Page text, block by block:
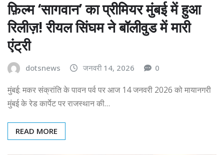
फ़िल्म ‘सागवान’ का प्रीमियर मुंबई में हुआ
रिलीज़! रीयल सिंघम ने बॉलीवुड में मारी
एंट्री
dotsnews जनवरी 14, 2026 0
मुंबई: मकर संक्रांति के पावन पर्व पर आज 14 जनवरी 2026 को मायानगरी
मुंबई के रेड कार्पेट पर राजस्थान की…
READ MORE